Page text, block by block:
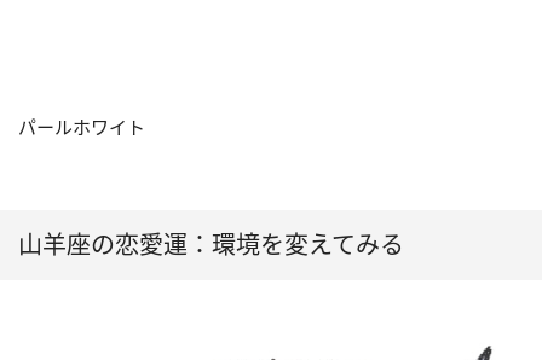
パールホワイト
山羊座の恋愛運：環境を変えてみる